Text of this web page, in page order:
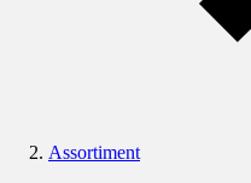
Assortiment